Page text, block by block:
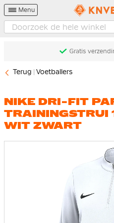
Menu
Gratis
Terug Voetballers
NIKE DRI-FIT
WIT ZWART